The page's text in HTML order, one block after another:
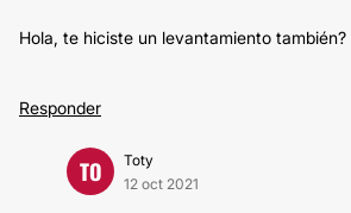
Hola, te hiciste un levantamiento también?
Responder
TO
Toty
12 oct 2021